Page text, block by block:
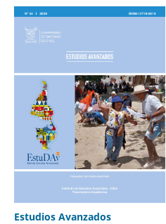
Estudios Avanzados